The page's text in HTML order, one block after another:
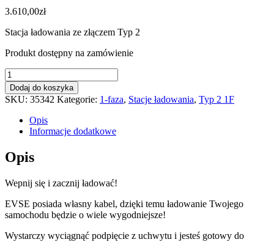
3.610,00zł
Stacja ładowania ze złączem Typ 2
Produkt dostępny na zamówienie
ilość
EV
Box
32A/1F
(4m)
Dodaj do koszyka
SKU: 35342 Kategorie: 1-faza, Stacje ładowania, Typ 2 1F
Opis
Informacje dodatkowe
Opis
Wepnij się i zacznij ładować!
EVSE posiada własny kabel, dzięki temu ładowanie Twojego
samochodu będzie o wiele wygodniejsze!
Wystarczy wyciągnąć podpięcie z uchwytu i jesteś gotowy do